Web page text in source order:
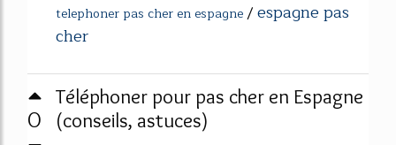
telephoner pas cher en espagne/espagne pas
cher
0
Téléphoner pour pas cher en Espagne
(conseils, astuces)